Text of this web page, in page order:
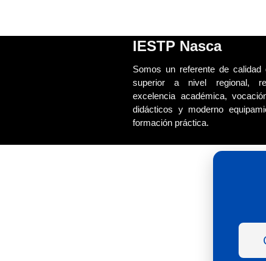
IESTP Nasca
Somos un referente de calidad
superior a nivel regional,
excelencia académica,
didácticos y moderno
formación práctica.